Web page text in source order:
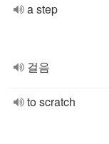
a step
걸음
to scratch